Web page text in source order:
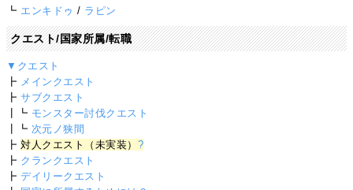
┗ エンキドゥ / ラピン
クエスト/国家所属/転職
▼クエスト
┣ メインクエスト
┣サブクエスト
┃┗ モンスター討伐クエスト
┃┗ 次元ノ狭間
┣対人クエスト（未実装） ?
┣ クランクエスト
┣デイリークエスト